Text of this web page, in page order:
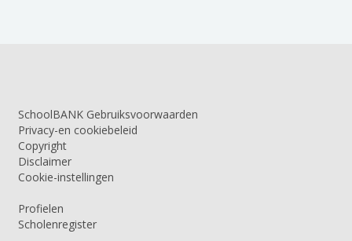
SchoolBANK Gebruiksvoorwaarden
Privacy-en cookiebeleid
Copyright
Disclaimer
Cookie-instellingen
Profielen
Scholenregister